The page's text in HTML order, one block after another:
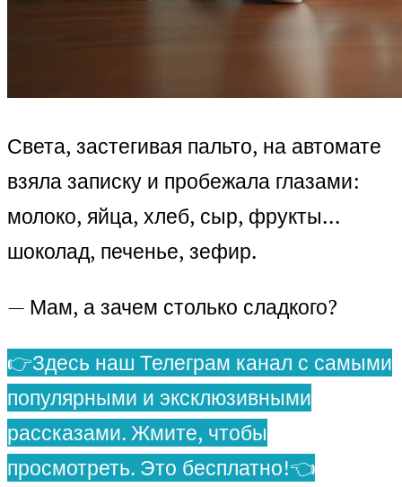
Света, застегивая пальто, на автомате
взяла записку и пробежала глазами:
молоко, яйца, хлеб, сыр, фрукты…
шоколад, печенье, зефир.
— Мам, а зачем столько сладкого?
👉Здесь наш Телеграм канал с самыми
популярными и эксклюзивными
рассказами. Жмите, чтобы
просмотреть. Это бесплатно!👈